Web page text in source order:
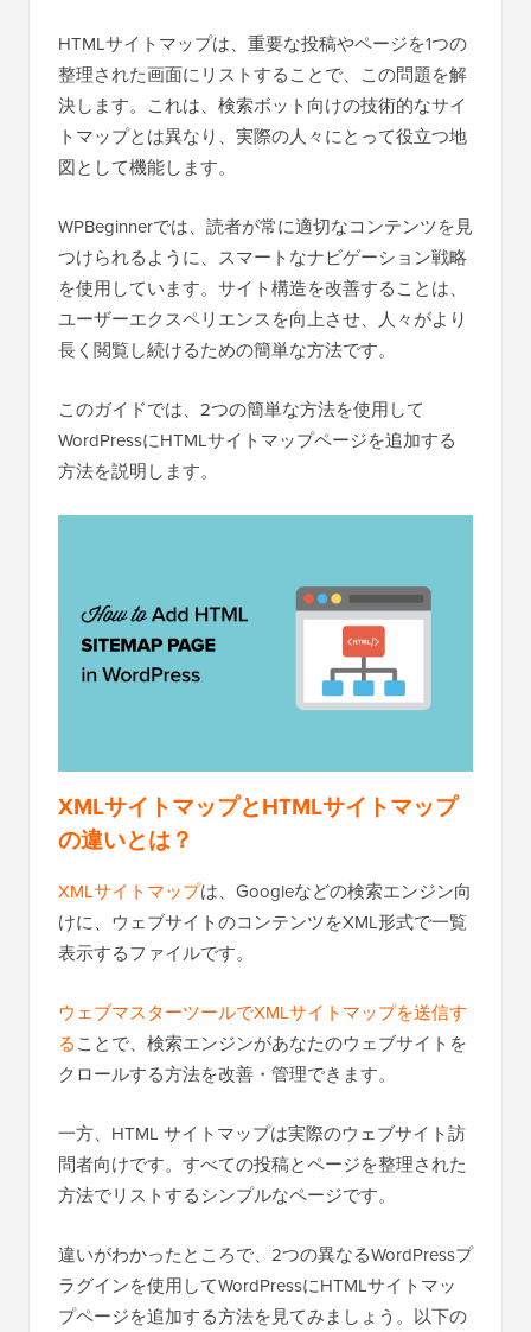
HTMLサイトマップは、重要な投稿やページを1つの
整理された画面にリストすることで、この問題を解
決します。これは、検索ボット向けの技術的なサイ
トマップとは異なり、実際の人々にとって役立つ地
図として機能します。
WPBeginnerでは、読者が常に適切なコンテンツを見
つけられるように、スマートなナビゲーション戦略
を使用しています。サイト構造を改善することは、
ユーザーエクスペリエンスを向上させ、人々がより
長く閲覧し続けるための簡単な方法です。
このガイドでは、2つの簡単な方法を使用して
WordPressにHTMLサイトマップページを追加する
方法を説明します。
XMLサイトマップとHTMLサイトマップ
の違いとは？
XMLサイトマップは、Googleなどの検索エンジン向
けに、ウェブサイトのコンテンツをXML形式で一覧
表示するファイルです。
ウェブマスターツールでXMLサイトマップを送信す
ることで、検索エンジンがあなたのウェブサイトを
クロールする方法を改善・管理できます。
一方、HTML サイトマップは実際のウェブサイト訪
問者向けです。すべての投稿とページを整理された
方法でリストするシンプルなページです。
違いがわかったところで、2つの異なるWordPressプ
ラグインを使用してWordPressにHTMLサイトマッ
プページを追加する方法を見てみましょう。以下の